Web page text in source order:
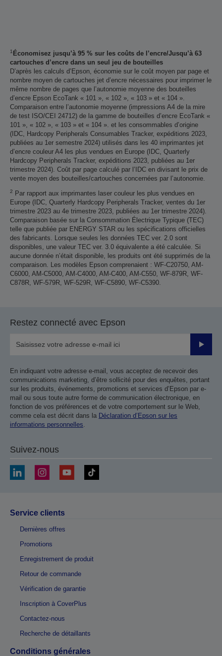
1 Économisez jusqu’à 95 % sur les coûts de l’encre/Jusqu’à 63
cartouches d’encre dans un seul jeu de bouteilles
D’après les calculs d’Epson, économie sur le coût moyen par page et
nombre moyen de cartouches jet d’encre nécessaires pour imprimer le
même nombre de pages que l’autonomie moyenne des bouteilles
d’encre Epson EcoTank « 101 », « 102 », « 103 » et « 104 ».
Comparaison entre l’autonomie moyenne (impressions A4 de la mire
de test ISO/CEI 24712) de la gamme de bouteilles d’encre EcoTank «
101 », « 102 », « 103 » et « 104 ». et les consommables d’origine
(IDC, Hardcopy Peripherals Consumables Tracker, expéditions 2023,
publiées au 1er semestre 2024) utilisés dans les 40 imprimantes jet
d’encre couleur A4 les plus vendues en Europe (IDC, Quarterly
Hardcopy Peripherals Tracker, expéditions 2023, publiées au 1er
trimestre 2024). Coût par page calculé par l’IDC en divisant le prix de
vente moyen des bouteilles/cartouches concernées par l’autonomie.
2
Par rapport aux imprimantes laser couleur les plus vendues en
Europe (IDC, Quarterly Hardcopy Peripherals Tracker, ventes du 1er
trimestre 2023 au 4e trimestre 2023, publiées au 1er trimestre 2024).
Comparaison basée sur la Consommation Électrique Typique (TEC)
telle que publiée par ENERGY STAR ou les spécifications officielles
des fabricants. Lorsque seules les données TEC ver. 2.0 sont
disponibles, une valeur TEC ver. 3.0 équivalente a été calculée. Si
aucune donnée n’était disponible, les produits ont été supprimés de la
comparaison. Les modèles Epson comprenaient : WF-C20750, AM-
C6000, AM-C5000, AM-C4000, AM-C400, AM-C550, WF-879R, WF-
C878R, WF-579R, WF-529R, WF-C5890, WF-C5390.
Restez connecté avec Epson
Valider
En indiquant votre adresse e-mail, vous acceptez de recevoir des
communications marketing, d’être sollicité pour des enquêtes, portant
sur les produits, événements, promotions et services d’Epson par e-
mail ou sous toute autre forme de communication électronique, en
fonction de vos préférences et de votre comportement sur le Web,
comme cela est décrit dans la Déclaration d’Epson sur les
informations personnelles.
Suivez-nous
Service clients
Dernières offres
Promotions
Enregistrement de produit
Retour de commande
Vérification de garantie
Inscription à CoverPlus
Contactez-nous
Recherche de détaillants
Conditions générales